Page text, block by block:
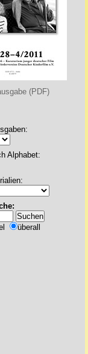
(PDF)
Alphabet:
überall